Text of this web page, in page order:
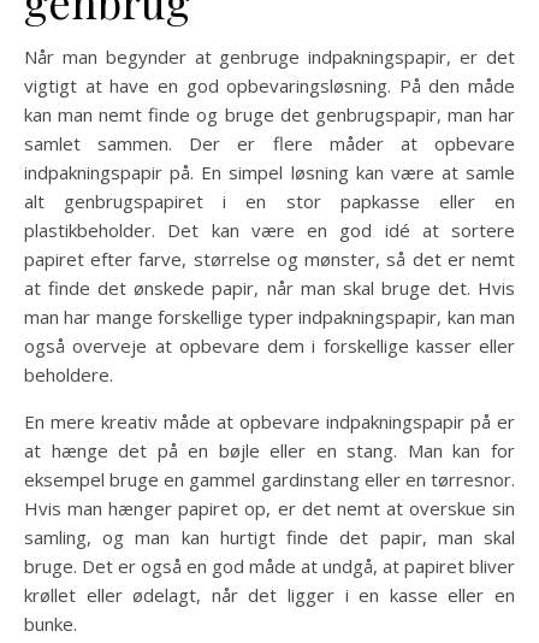
Når man begynder at genbruge indpakningspapir, er det
vigtigt at have en god opbevaringsløsning. På den måde
kan man nemt finde og bruge det genbrugspapir, man har
samlet sammen. Der er flere måder at opbevare
indpakningspapir på. En simpel løsning kan være at samle
alt genbrugspapiret i en stor papkasse eller en
plastikbeholder. Det kan være en god idé at sortere
papiret efter farve, størrelse og mønster, så det er nemt
at finde det ønskede papir, når man skal bruge det. Hvis
man har mange forskellige typer indpakningspapir, kan man
også overveje at opbevare dem i forskellige kasser eller
beholdere.
En mere kreativ måde at opbevare indpakningspapir på er
at hænge det på en bøjle eller en stang. Man kan for
eksempel bruge en gammel gardinstang eller en tørresnor.
Hvis man hænger papiret op, er det nemt at overskue sin
samling, og man kan hurtigt finde det papir, man skal
bruge. Det er også en god måde at undgå, at papiret bliver
krøllet eller ødelagt, når det ligger i en kasse eller en
bunke.